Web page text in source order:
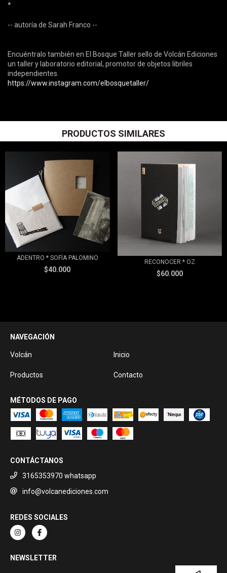
*
-- autoría de Sarah Franco --
Encuéntralo también en El Bosque Taller sello de Volcán Ediciones
un taller y laboratorio editorial, promotor de objetos libriles
independientes.
https://www.instagram.com/elbosquetaller/
PRODUCTOS SIMILARES
ADENTRO * SOFÍA PALOMINO
$40.000
RECONOCER * OZ
$60.000
NAVEGACIÓN
Volcán Inicio
Productos Contacto
MÉTODOS DE PAGO
CONTÁCTANOS
3165353970 whatsapp
info@volcanediciones.com
REDES SOCIALES
NEWSLETTER